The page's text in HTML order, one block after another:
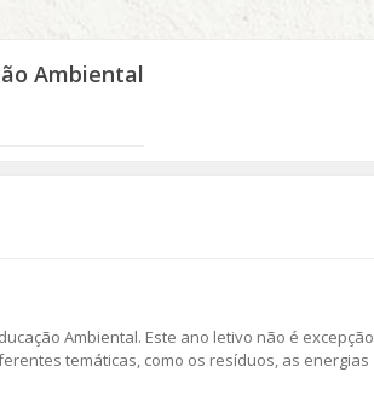
Ambiental
Ambiental. Este ano letivo não é excepção,
temáticas, como os resíduos, as energias